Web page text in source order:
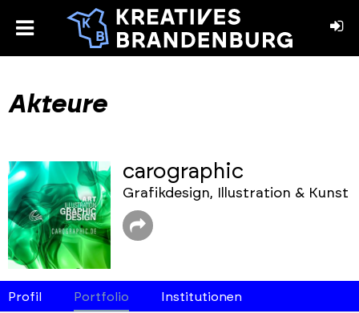
toggle
Akteure
carographic
Grafikdesign, Illustration & Kunst
Profil Portfolio Institutionen